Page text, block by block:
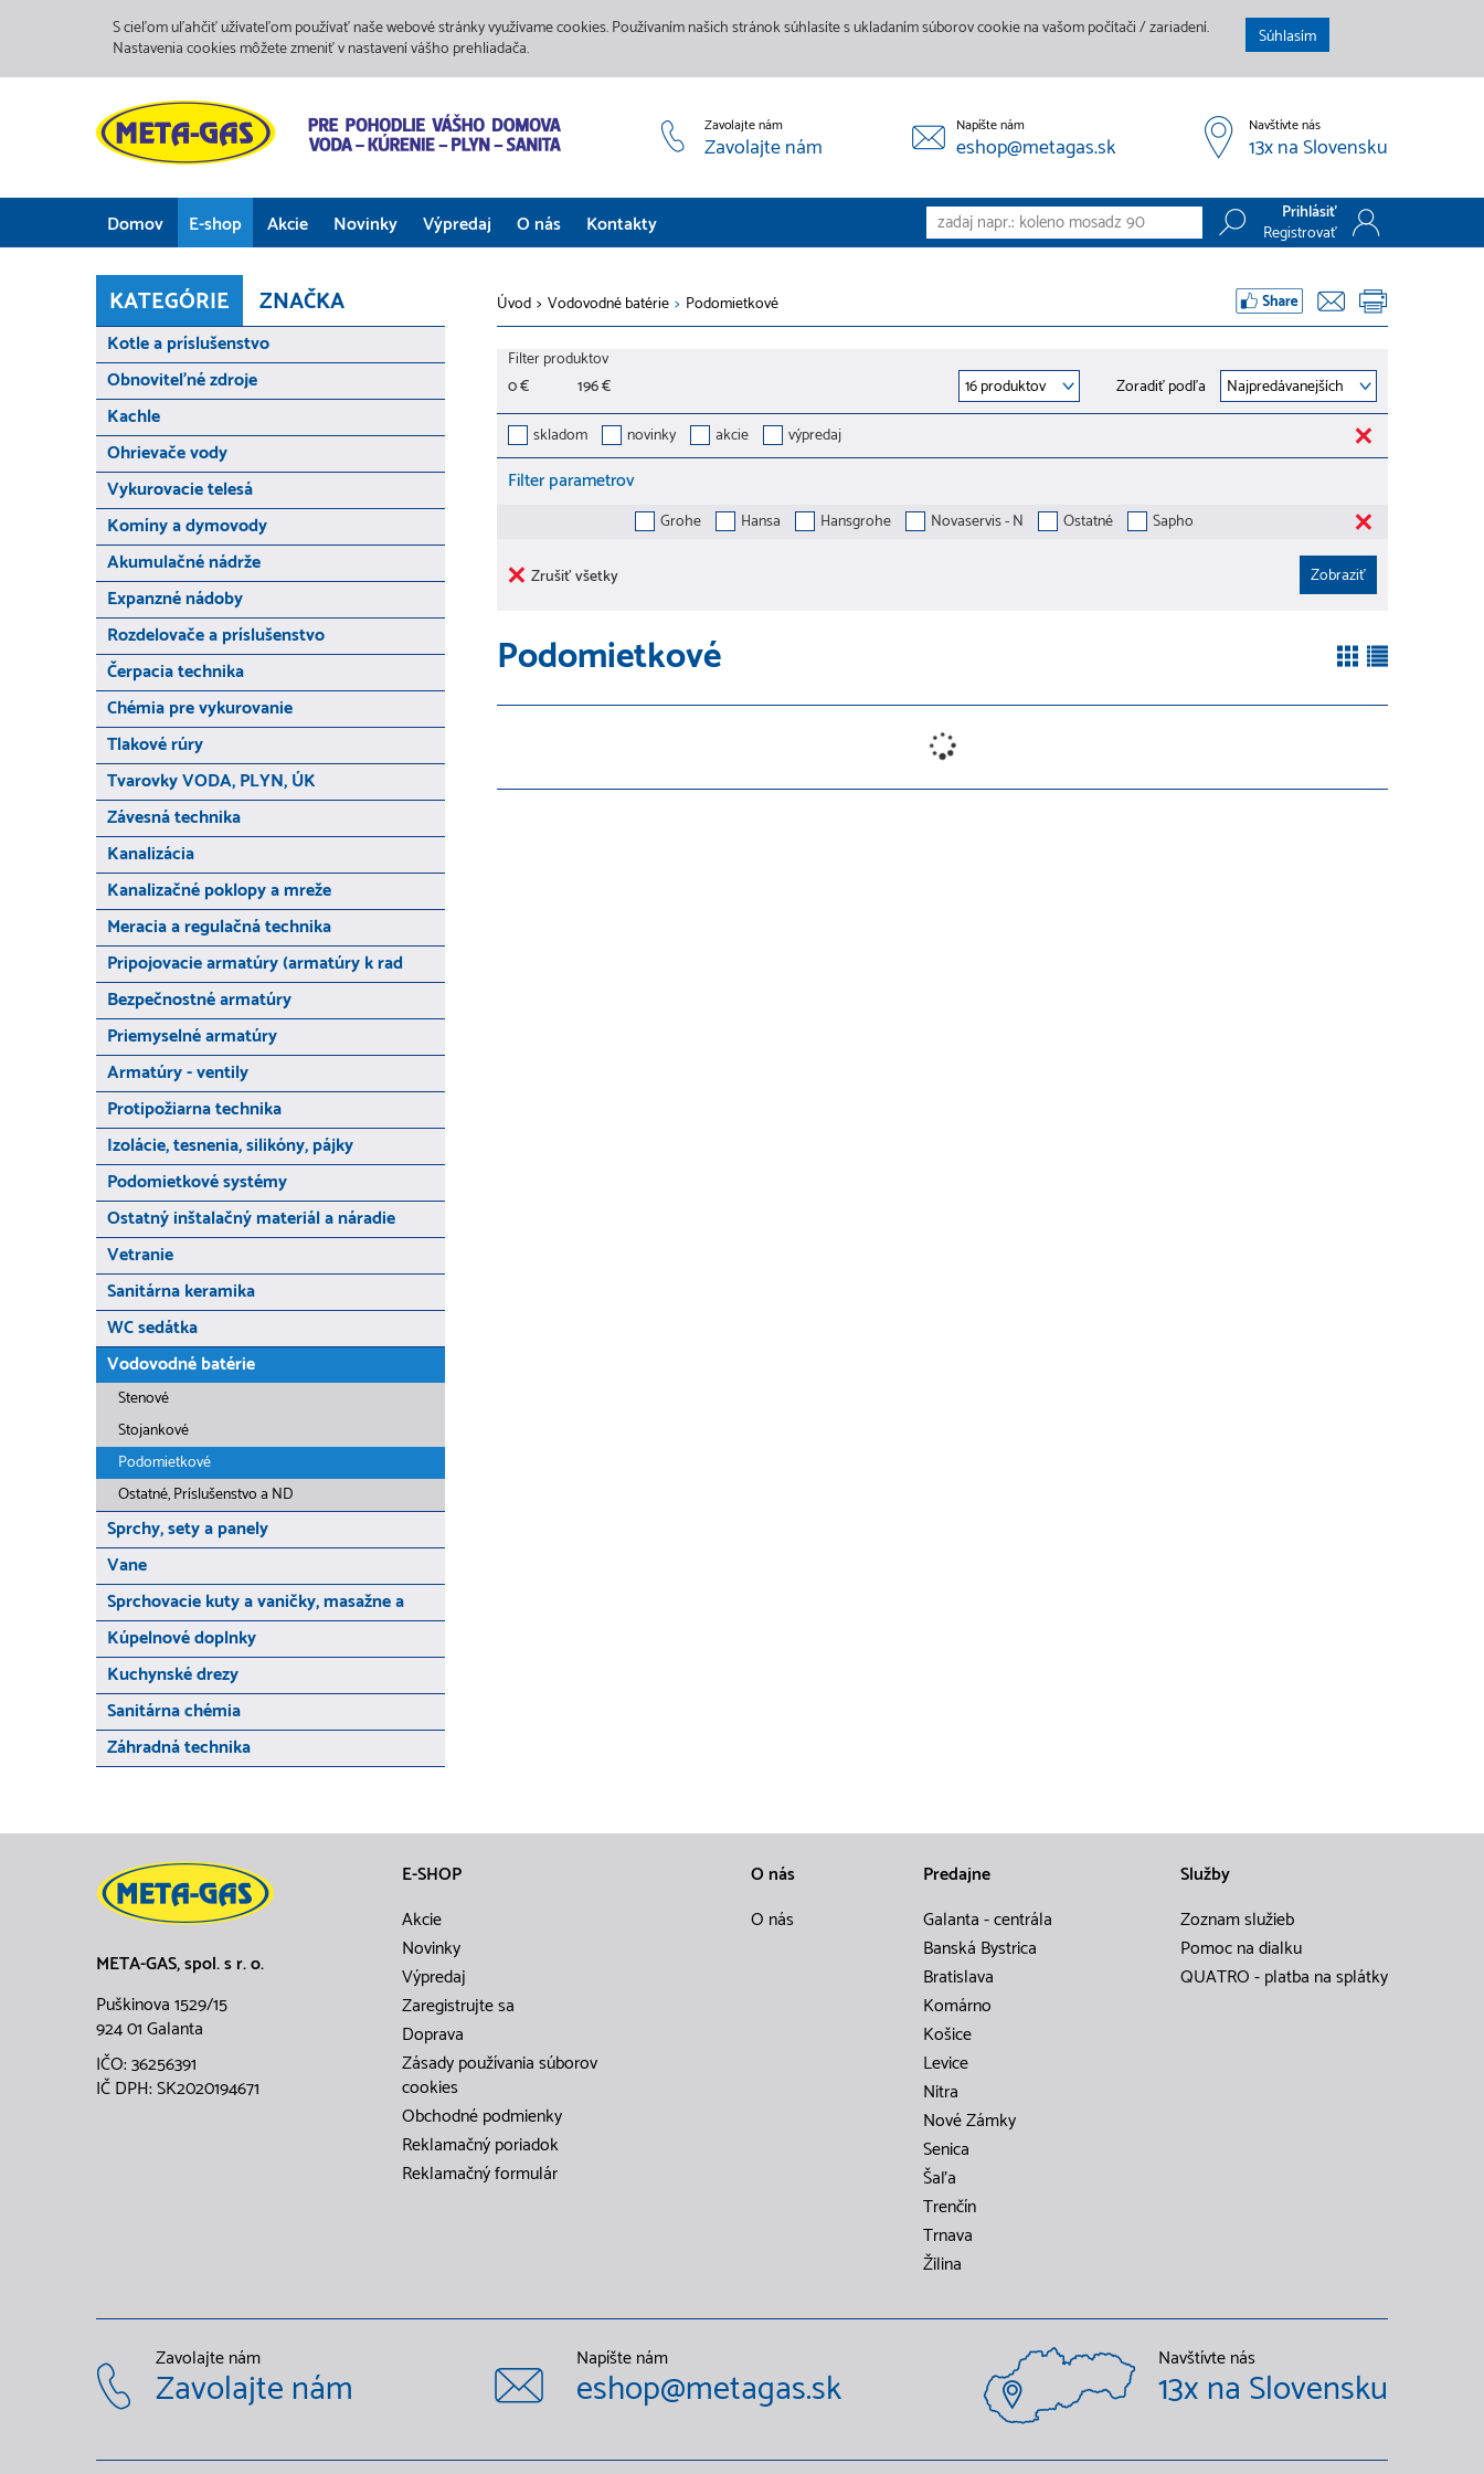
S cieľom uľahčiť užívateľom používať naše webové stránky využívame cookies. Používaním našich stránok súhlasíte s ukladaním súborov cookie na vašom počítači / zariadení.
Nastavenia cookies môžete zmeniť v nastavení vášho prehliadača.
Súhlasím
Zavolajte nám
Zavolajte nám
Napíšte nám
eshop@metagas.sk
Navštívte nás
13x na Slovensku
Domov E-shop Akcie Novinky Výpredaj O nás
Služby
Predajne
Galéria
Kontakty
Prihlásiť
Registrovať
Registrovať
KATEGÓRIE ZNAČKA
Kotle a príslušenstvo
Obnoviteľné zdroje
Kachle
Ohrievače vody
Vykurovacie telesá
Komíny a dymovody
Akumulačné nádrže
Expanzné nádoby
Rozdelovače a príslušenstvo
Čerpacia technika
Chémia pre vykurovanie
Tlakové rúry
Tvarovky VODA, PLYN, ÚK
Závesná technika
Kanalizácia
Kanalizačné poklopy a mreže
Meracia a regulačná technika
Pripojovacie armatúry (armatúry k rad
Bezpečnostné armatúry
Priemyselné armatúry
Armatúry - ventily
Protipožiarna technika
Izolácie, tesnenia, silikóny, pájky
Podomietkové systémy
Ostatný inštalačný materiál a náradie
Vetranie
Sanitárna keramika
WC sedátka
Vodovodné batérie
Stenové
Stojankové
Podomietkové
Ostatné, Príslušenstvo a ND
Sprchy, sety a panely
Vane
Sprchovacie kuty a vaničky, masažne a
Kúpelnové doplnky
Kuchynské drezy
Sanitárna chémia
Záhradná technika
Úvod > Vodovodné batérie > Podomietkové
Filter produktov
0 €
196 €
Zoradiť podľa
skladom
novinky akcie výpredaj
Filter parametrov
Grohe Hansa Hansgrohe Novaservis - N Ostatné Sapho
Zrušiť všetky
Podomietkové
META-GAS, spol. s r. o.
Puškinova 1529/15
924 01 Galanta
IČO: 36256391
IČ DPH: SK2020194671
E-SHOP
Akcie
Novinky
Výpredaj
Zaregistrujte sa
Doprava
Zásady používania súborov
cookies
Obchodné podmienky
Reklamačný poriadok
Reklamačný formulár
O nás
O nás
Predajne
Galanta - centrála
Banská Bystrica
Bratislava
Komárno
Košice
Levice
Nitra
Nové Zámky
Senica
Šaľa
Trenčín
Trnava
Žilina
Služby
Zoznam služieb
Pomoc na dialku
QUATRO - platba na splátky
Zavolajte nám
Zavolajte nám
Napíšte nám
eshop@metagas.sk
Navštívte nás
13x na Slovensku